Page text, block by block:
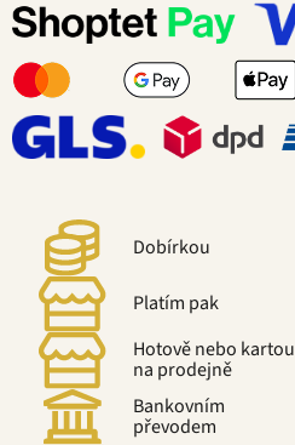
Dobírkou
Platím pak
Hotově nebo kartou
na prodejně
Bankovním
převodem